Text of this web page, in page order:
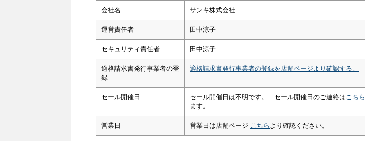
会社名 サンキ株式会社
運営責任者 田中涼子
セキュリティ責任者 田中涼子
適格請求書発行事業者の登
録
適格請求書発行事業者の登録を店舗ページより確認する。
セール開催日 セール開催日は不明です。 セール開催日のご連絡は こちら
ます。
営業日 営業日は店舗ページ こちら より確認ください。